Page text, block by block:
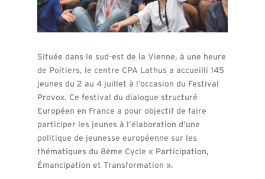
Située dans le sud-est de la Vienne, à une heure
de Poitiers, le centre CPA Lathus a accueilli 145
jeunes du 2 au 4 juillet à l’occasion du Festival
Provox. Ce festival du dialogue structuré
Européen en France a pour objectif de faire
participer les jeunes à l’élaboration d’une
politique de jeunesse européenne sur les
thématiques du 8ème Cycle « Participation,
Émancipation et Transformation ».